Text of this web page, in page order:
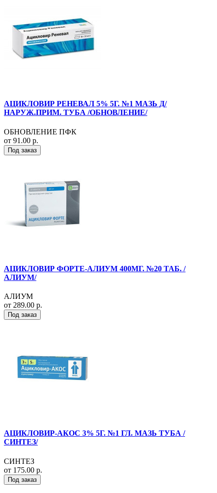
АЦИКЛОВИР РЕНЕВАЛ 5% 5Г. №1 МАЗЬ Д/
НАРУЖ.ПРИМ. ТУБА /ОБНОВЛЕНИЕ/
ОБНОВЛЕНИЕ ПФК
от 91.00 р.
Под заказ
АЦИКЛОВИР ФОРТЕ-АЛИУМ 400МГ. №20 ТАБ. /
АЛИУМ/
АЛИУМ
от 289.00 р.
Под заказ
АЦИКЛОВИР-АКОС 3% 5Г. №1 ГЛ. МАЗЬ ТУБА /
СИНТЕЗ/
СИНТЕЗ
от 175.00 р.
Под заказ